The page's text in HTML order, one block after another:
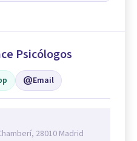
Psicólogos
Email
28010 Madrid